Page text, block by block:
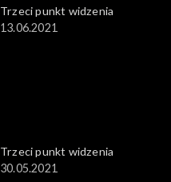
Trzeci punkt widzenia
13.06.2021
Trzeci punkt widzenia
30.05.2021